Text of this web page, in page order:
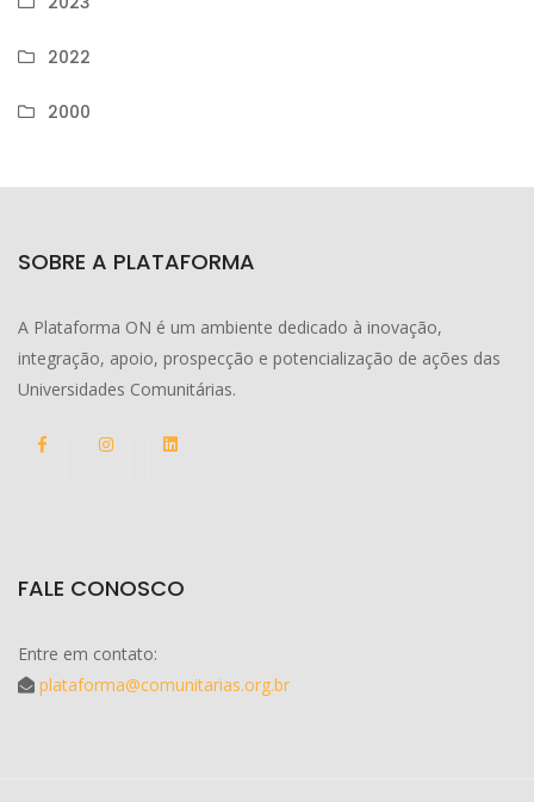
2022
2000
SOBRE A PLATAFORMA
A Plataforma ON é um ambiente dedicado à inovação,
integração, apoio, prospecção e potencialização de ações das
Universidades Comunitárias.
FALE CONOSCO
Entre em contato:
plataforma@comunitarias.org.br